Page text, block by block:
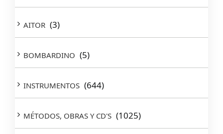
AITOR (3)
BOMBARDINO (5)
INSTRUMENTOS (644)
MÉTODOS, OBRAS Y CD'S (1025)